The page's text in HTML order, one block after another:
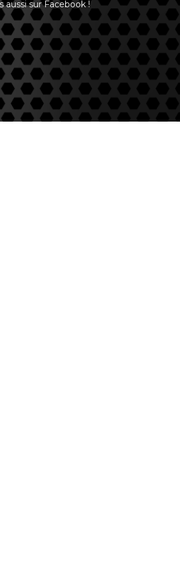
aussi sur Facebook !